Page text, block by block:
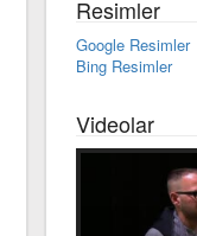
Resimler
Google Resimler
Bing Resimler
Videolar